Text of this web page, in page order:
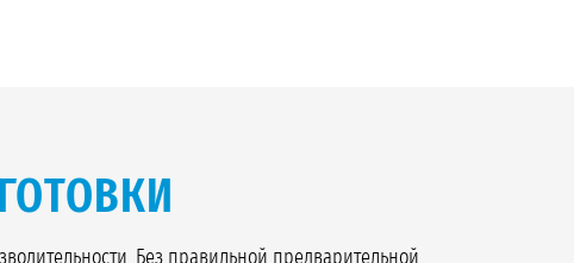
Без правильной предварительной